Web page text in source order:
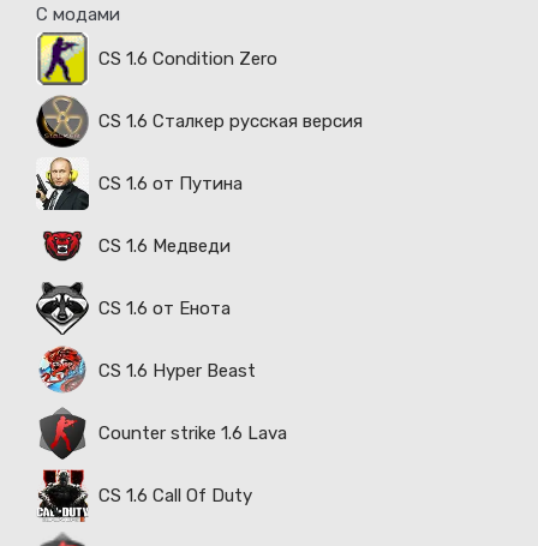
С модами
CS 1.6 Condition Zero
CS 1.6 Сталкер русская версия
CS 1.6 от Путина
CS 1.6 Медведи
CS 1.6 от Енота
CS 1.6 Hyper Beast
Counter strike 1.6 Lava
CS 1.6 Call Of Duty